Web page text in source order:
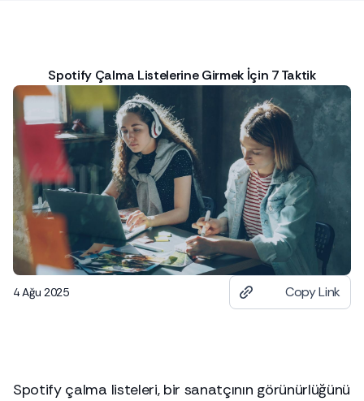
Spotify Çalma Listelerine Girmek İçin 7 Taktik
4 Ağu 2025 Copy Link
Spotify çalma listeleri, bir sanatçının görünürlüğünü